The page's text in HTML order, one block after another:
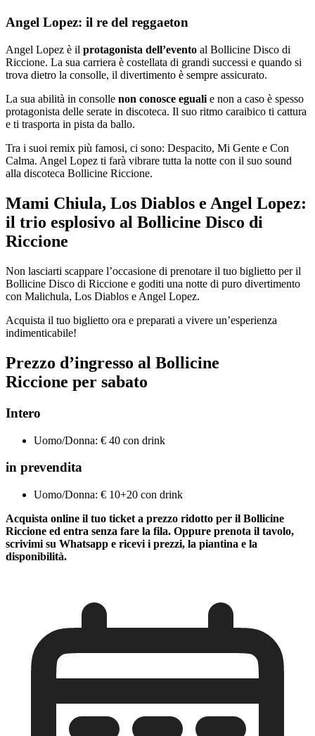
Angel Lopez: il re del reggaeton
Angel Lopez è il protagonista dell’evento al Bollicine Disco di
Riccione. La sua carriera è costellata di grandi successi e quando si
trova dietro la consolle, il divertimento è sempre assicurato.
La sua abilità in consolle non conosce eguali e non a caso è spesso
protagonista delle serate in discoteca. Il suo ritmo caraibico ti cattura
e ti trasporta in pista da ballo.
Tra i suoi remix più famosi, ci sono: Despacito, Mi Gente e Con
Calma. Angel Lopez ti farà vibrare tutta la notte con il suo sound
alla discoteca Bollicine Riccione.
Mami Chiula, Los Diablos e Angel Lopez:
il trio esplosivo al Bollicine Disco di
Riccione
Non lasciarti scappare l’occasione di prenotare il tuo biglietto per il
Bollicine Disco di Riccione e goditi una notte di puro divertimento
con Malichula, Los Diablos e Angel Lopez.
Acquista il tuo biglietto ora e preparati a vivere un’esperienza
indimenticabile!
Prezzo d’ingresso al Bollicine
Riccione per sabato
Intero
Uomo/Donna: € 40 con drink
in prevendita
Uomo/Donna: € 10+20 con drink
Acquista online il tuo ticket a prezzo ridotto per il Bollicine
Riccione ed entra senza fare la fila. Oppure prenota il tavolo,
scrivimi su Whatsapp e ricevi i prezzi, la piantina e la
disponibilità.